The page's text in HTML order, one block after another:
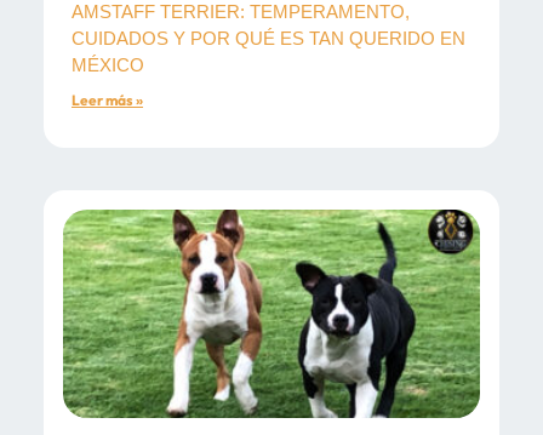
AMSTAFF TERRIER: TEMPERAMENTO,
CUIDADOS Y POR QUÉ ES TAN QUERIDO EN
MÉXICO
Leer más »